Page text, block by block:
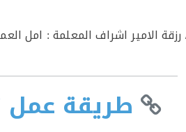
الامير اشراف المعلمة : امل
طريقة عمل